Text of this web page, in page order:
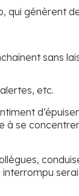
qui génèrent
sans
etc.
à se